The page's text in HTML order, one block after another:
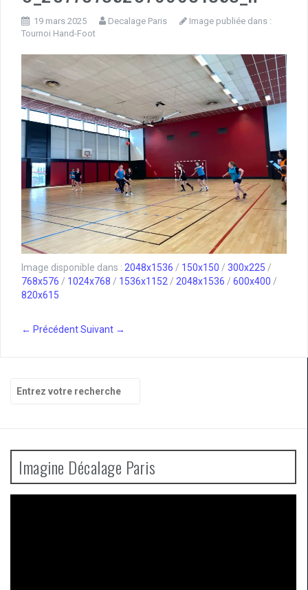
19 mars 2025 Decalage Paris
Image publiée dans :
Tournoi Hand-Foot
Image disponible dans : 2048x1536 / 150x150 / 300x225 /
768x576 / 1024x768 / 1536x1152 / 2048x1536 / 600x400 /
820x615
← PrécédentSuivant →
pour
Imagine Décalage Paris